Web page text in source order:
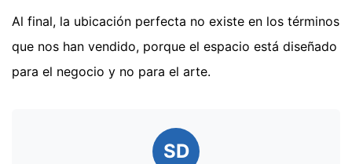
Al final, la ubicación perfecta no existe en los términos
que nos han vendido, porque el espacio está diseñado
para el negocio y no para el arte.
SD